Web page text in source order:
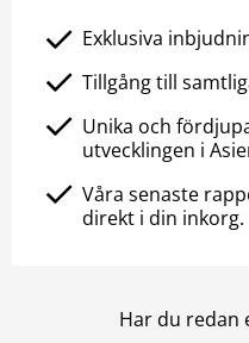
Exklusiva
Tillgång till
Unika och
utvecklingen i
Våra senaste
direkt i din inkorg.
Har du redan